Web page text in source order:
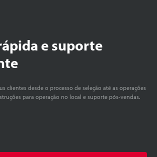
e suporte
clientes desde o processo de seleção até as operações
para operação no local e suporte pós-vendas.